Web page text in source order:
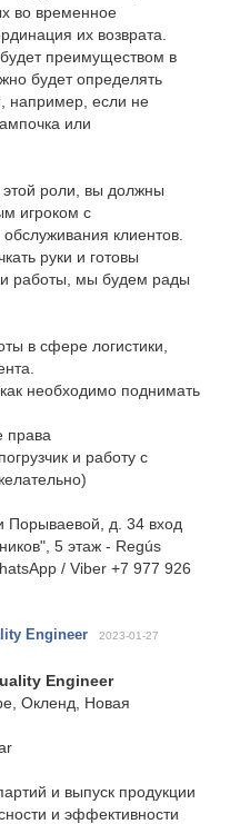
во временное
их возврата.
преимуществом в
будет определять
например, если не
или
этой роли, вы должны
игроком с
клиентов.
руки и готовы
работы, мы будем рады
в сфере логистики,
необходимо поднимать
права
и работу с
д. 34 вход
5 этаж - Regús
/ Viber +7 977 926
Engineer
2023-01-27
Engineer
Окленд, Новая
и выпуск продукции
и эффективности